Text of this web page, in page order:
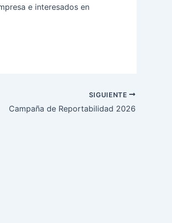
e interesados en
SIGUIENTE
Campaña de Reportabilidad 2026